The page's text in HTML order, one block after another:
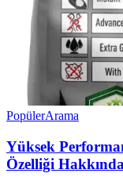
PopülerArama
Yüksek
Özelliği